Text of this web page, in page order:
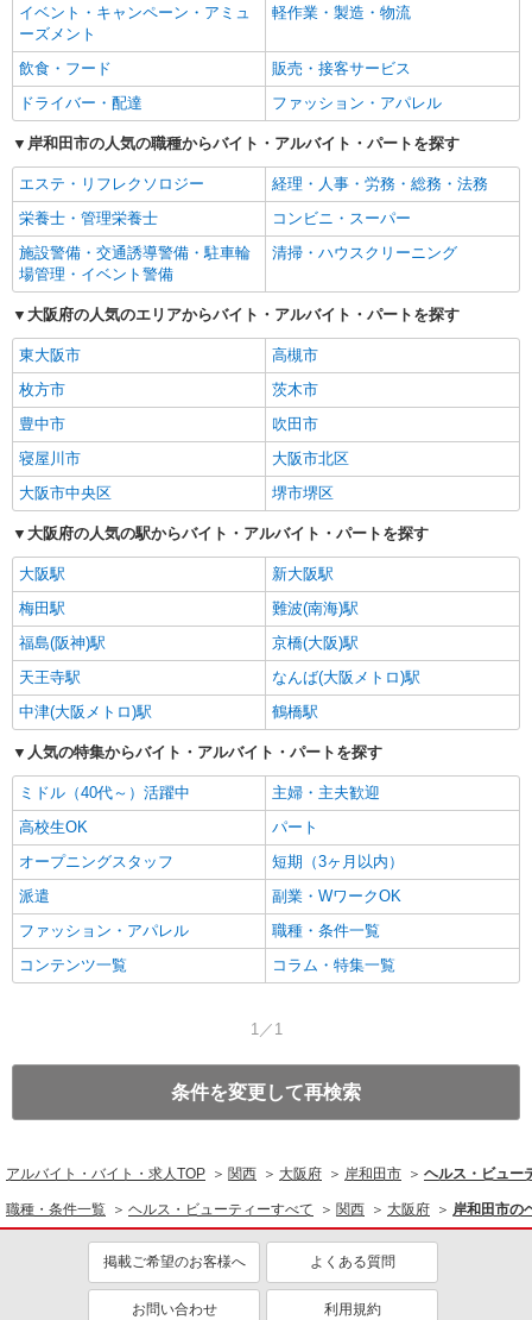
イベント・キャンペーン・アミュ
ーズメント
軽作業・製造・物流
飲食・フード
販売・接客サービス
ドライバー・配達
ファッション・アパレル
岸和田市の人気の職種からバイト・アルバイト・パートを探す
エステ・リフレクソロジー
経理・人事・労務・総務・法務
栄養士・管理栄養士
コンビニ・スーパー
施設警備・交通誘導警備・駐車輪
場管理・イベント警備
清掃・ハウスクリーニング
大阪府の人気のエリアからバイト・アルバイト・パートを探す
東大阪市
高槻市
枚方市
茨木市
豊中市
吹田市
寝屋川市
大阪市北区
大阪市中央区
堺市堺区
大阪府の人気の駅からバイト・アルバイト・パートを探す
大阪駅
新大阪駅
梅田駅
難波(南海)駅
福島(阪神)駅
京橋(大阪)駅
天王寺駅
なんば(大阪メトロ)駅
中津(大阪メトロ)駅
鶴橋駅
人気の特集からバイト・アルバイト・パートを探す
ミドル（40代～）活躍中
主婦・主夫歓迎
高校生OK
パート
オープニングスタッフ
短期（3ヶ月以内）
派遣
副業・WワークOK
ファッション・アパレル
職種・条件一覧
コンテンツ一覧
コラム・特集一覧
1／1
条件を変更して再検索
アルバイト・バイト・求人TOP 関西 大阪府 岸和田市 ヘルス・ビュー
職種・条件一覧 ヘルス・ビューティーすべて 関西 大阪府 岸和田市の
掲載ご希望のお客様へ よくある質問
お問い合わせ 利用規約